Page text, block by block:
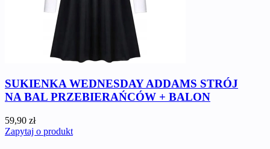
SUKIENKA WEDNESDAY ADDAMS STRÓJ
NA BAL PRZEBIERAŃCÓW + BALON
59,90 zł
Zapytaj o produkt